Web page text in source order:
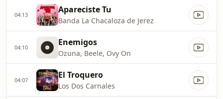
04:13 Apareciste Tu
Banda La Chacaloza de Jerez
04:10 Enemigos
Ozuna, Beele, Ovy On
04:07 El Troquero
Los Dos Carnales